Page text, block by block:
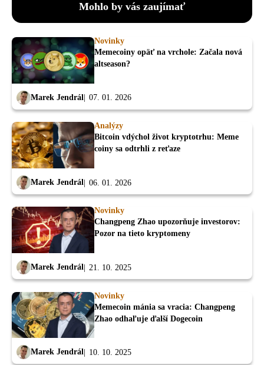
Mohlo by vás zaujímať
Novinky
Memecoiny opäť na vrchole: Začala nová
altseason?
Marek Jendrál 07. 01. 2026
Analýzy
Bitcoin vdýchol život kryptotrhu: Meme
coiny sa odtrhli z reťaze
Marek Jendrál 06. 01. 2026
Novinky
Changpeng Zhao upozorňuje investorov:
Pozor na tieto kryptomeny
Marek Jendrál 21. 10. 2025
Novinky
Memecoin mánia sa vracia: Changpeng
Zhao odhaľuje ďalší Dogecoin
Marek Jendrál 10. 10. 2025